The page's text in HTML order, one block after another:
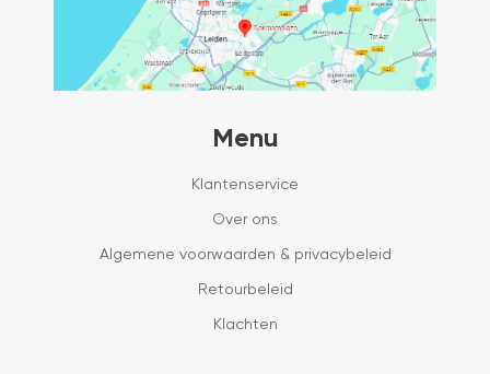
Menu
Klantenservice
Over ons
Algemene voorwaarden & privacybeleid
Retourbeleid
Klachten